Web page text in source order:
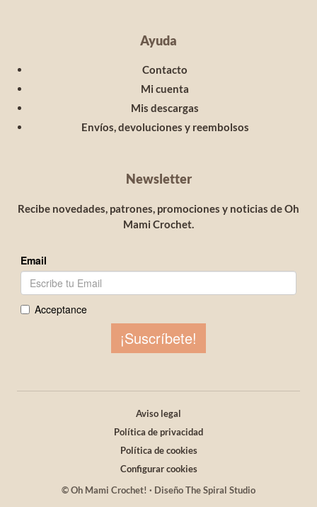
Ayuda
Contacto
Mi cuenta
Mis descargas
Envíos, devoluciones y reembolsos
Newsletter
Recibe novedades, patrones, promociones y noticias de Oh
Mami Crochet.
Aviso legal
Política de privacidad
Política de cookies
Configurar cookies
© Oh Mami Crochet! · Diseño The Spiral Studio